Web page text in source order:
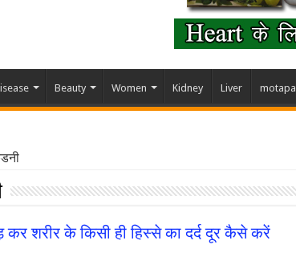
Beauty Women Kidney Liver motapa
कर शरीर के किसी ही हिस्से का दर्द दूर कैसे करें